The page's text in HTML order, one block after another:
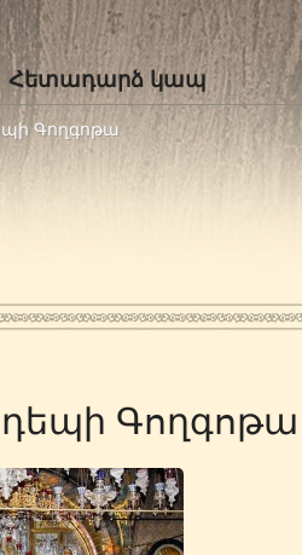
Հետադարձ կապ
Գողգոթա
Գողգոթա